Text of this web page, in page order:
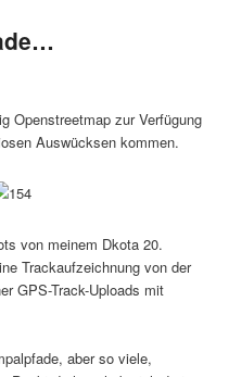
Openstreetmap zur Verfügung
Auswücksen kommen.
von meinem Dkota 20.
Trackaufzeichnung von der
GPS-Track-Uploads mit
aber so viele,